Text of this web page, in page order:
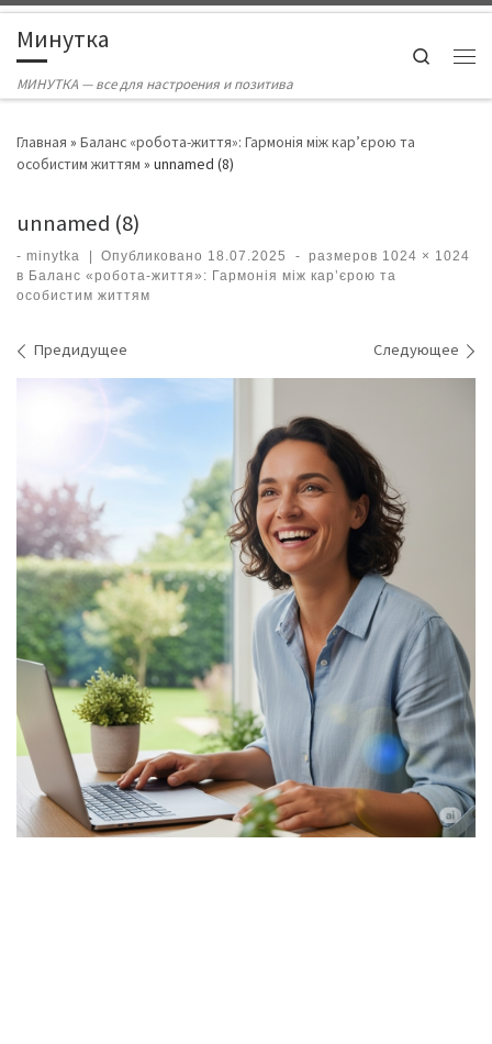
Skip to content
Минутка
МИНУТКА — все для настроения и позитива
Search
Главная » Баланс «робота-життя»: Гармонія між кар’єрою та
особистим життям » unnamed (8)
unnamed (8)
- minytka Опубликовано 18.07.2025 - размеров 1024 × 1024
в Баланс «робота-життя»: Гармонія між кар’єрою та
особистим життям
Навигация по изображениям
Предидущее Следующее